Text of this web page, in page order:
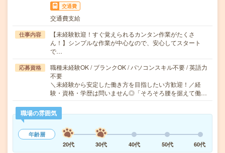
交通費
交通費支給
仕事内容
【未経験歓迎！すぐ覚えられるカンタン作業がたくさ
ん！】シンプルな作業が中心なので、安心してスタート
で…
応募資格
職種未経験OK / ブランクOK / パソコンスキル不要 / 英語力
不要
＼未経験から安定した働き方を目指したい方歓迎！／経
験・資格・学歴は問いません◎「そろそろ腰を据えて働…
職場の雰囲気
年齢層
20代
30代 40代 50代 60代